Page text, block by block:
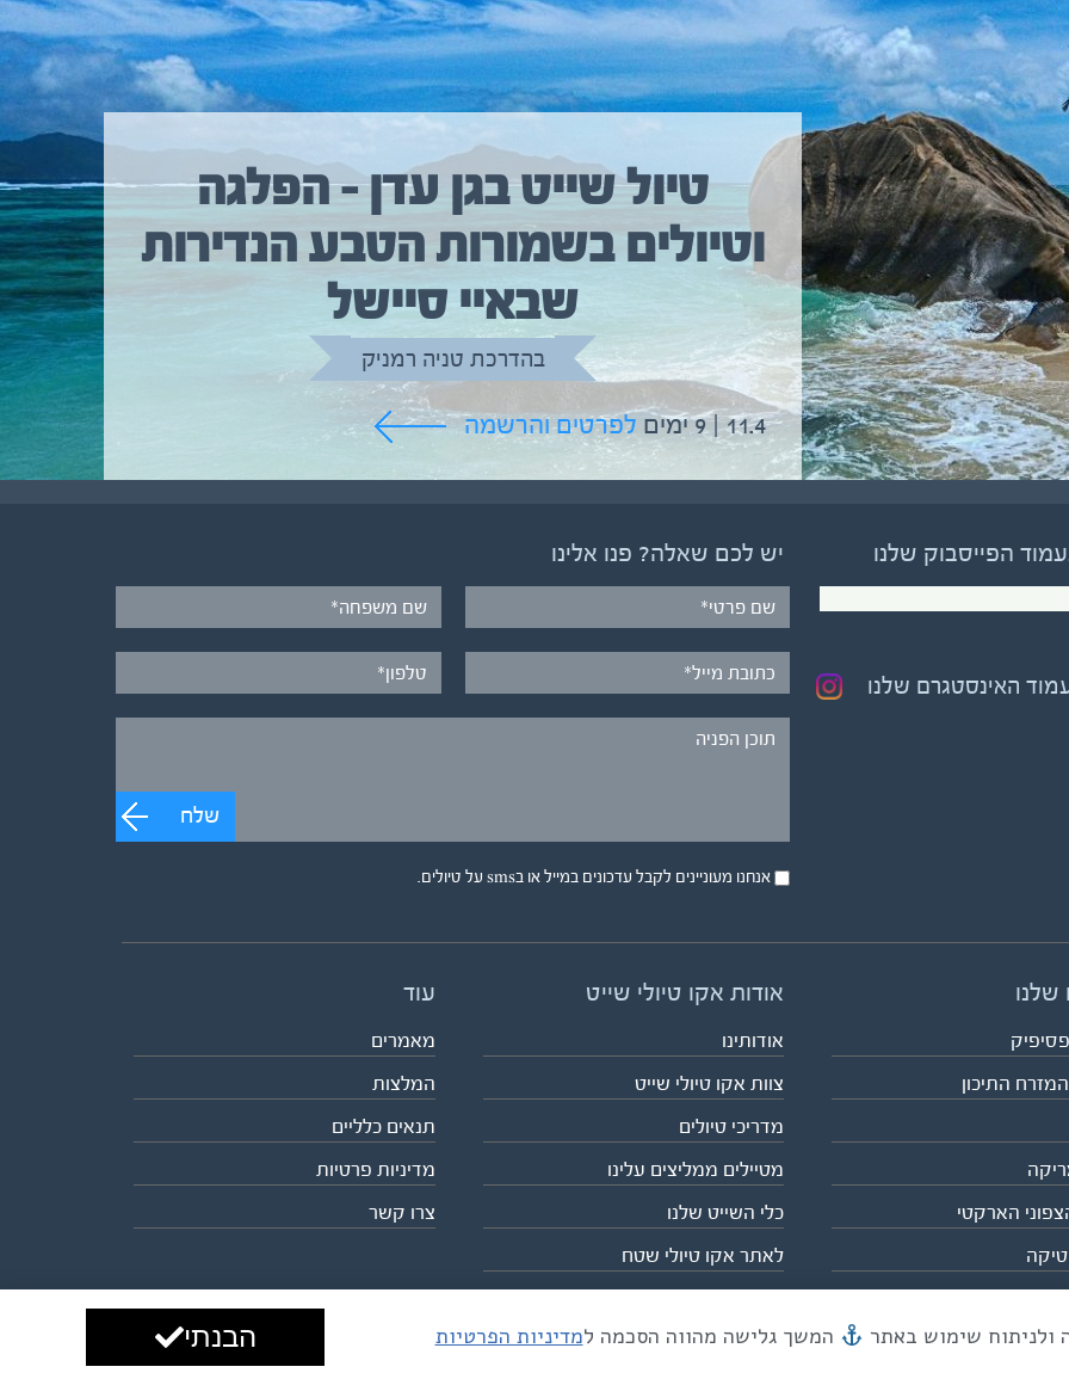
טיול שייט בגן עדן – הפלגה
וטיולים בשמורות הטבע הנדירות
שבאיי סיישל
בהדרכת טניה רמניק
11.4 | 9 ימים לפרטים והרשמה
טיול שייט מקיף איסלנד
בהדרכת גיל יניב
5.6 | 12 ימים לפרטים והרשמה
הפייסבוק שלנו
האינסטגרם שלנו
יש לכם שאלה? פנו אלינו
שלח
אנחנו מעוניינים לקבל עדכונים במייל או בsms על טיולים.
שלנו
התיכון
הארקטי
אודות אקו טיולי שייט
אודותינו
צוות אקו טיולי שייט
מדריכי טיולים
מטיילים ממליצים עלינו
כלי השייט שלנו
לאתר אקו טיולי שטח
עוד
מאמרים
המלצות
תנאים כלליים
מדיניות פרטיות
צרו קשר
מייל mail@eco.co.il | כתובתנו המסגר 55, תל אביב עיצוב ופיתוח: ביבר גלובל
המשך גלישה מהווה הסכמה למדיניות הפרטיות הבנתי